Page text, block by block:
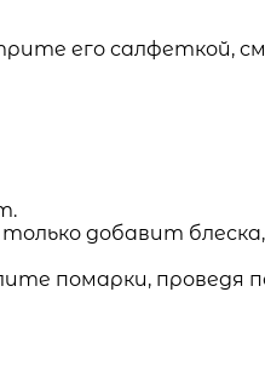
его салфеткой,
добавит
помарки,